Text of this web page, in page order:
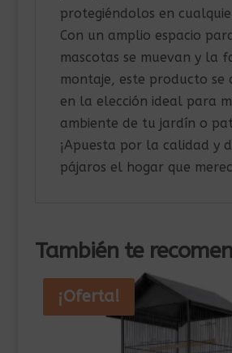
protegiéndolos en
Con un amplio espacio
mascotas se muevan y la
montaje, este producto se
en la elección ideal para
ambiente de tu jardín o
¡Apuesta por la calidad y
pájaros el hogar que
También te
¡Oferta!